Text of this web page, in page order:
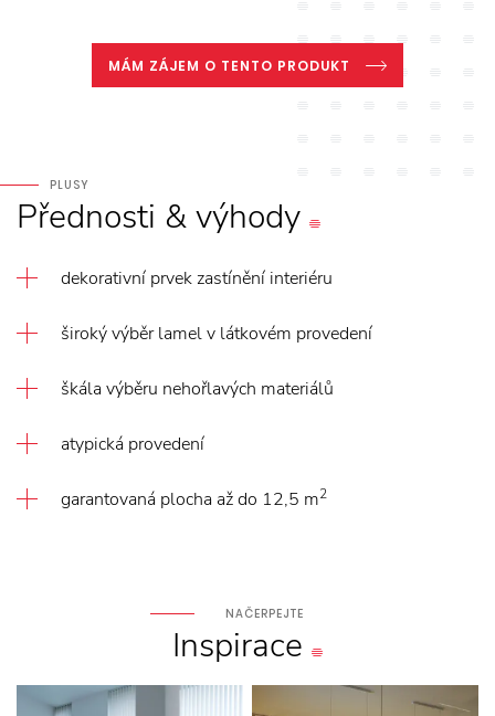
MÁM ZÁJEM O TENTO PRODUKT
PLUSY
Přednosti &výhody
dekorativní prvek zastínění interiéru
široký výběr lamel v látkovém provedení
škála výběru nehořlavých materiálů
atypická provedení
garantovaná plocha až do 12,5 m2
NAČERPEJTE
Inspirace